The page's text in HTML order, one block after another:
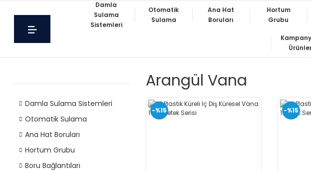
Damla
Sulama
Sistemleri
Otomatik
Sulama
Ana Hat
Boruları
Hortum
Grubu
Damla Sulama Sistemleri
Otomatik Sulama
Ana Hat Boruları
Hortum Grubu
Boru Bağlantıları
Arangül Vana
-%15 -%15